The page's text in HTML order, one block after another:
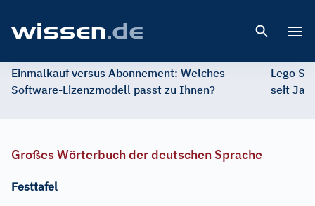
Einmalkauf versus Abonnement: Welches
Software-Lizenzmodell passt zu Ihnen?
Lego
seit
Großes Wörterbuch der deutschen Sprache
Festtafel